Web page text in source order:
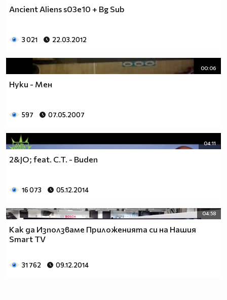
Ancient Aliens s03e10 + Bg Sub
3 021 22.03.2012
00:06
Нуки - Мен
597 07.05.2007
04:11
2&JO; feat. C.T. - Buden
16 073 05.12.2014
04:58
Как да Използваме Приложенията си на Нашия
Smart TV
31 762 09.12.2014